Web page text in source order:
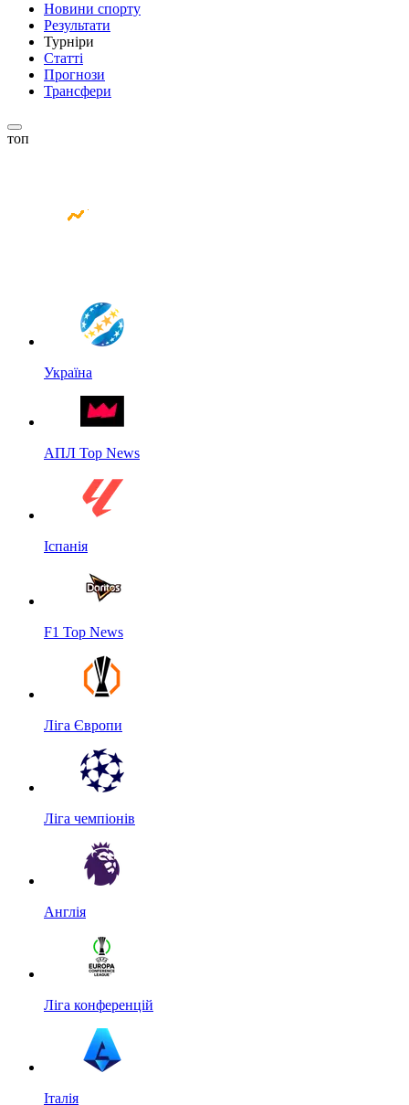
Новини спорту
Результати
Турніри
Статті
Прогнози
Трансфери
топ
Україна
АПЛ Top News
Іспанія
F1 Top News
Ліга Європи
Ліга чемпіонів
Англія
Ліга конференцій
Італія